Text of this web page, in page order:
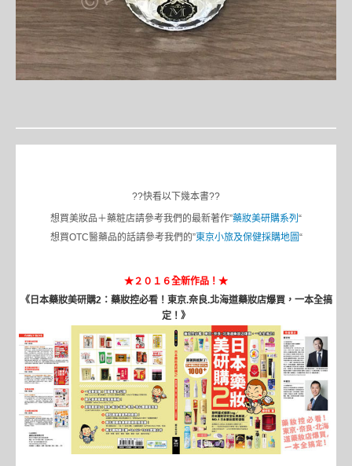
??快看以下幾本書??
想買美妝品＋藥粧店請參考我們的最新著作”藥妝美研購系列 “
想買OTC醫藥品的話請參考我們的”東京小旅及保健採購地圖“
★２０１６全新作品！★
《日本藥妝美研購2：藥妝控必看！東京.奈良.北海道藥妝店爆買，一本全搞
定！》